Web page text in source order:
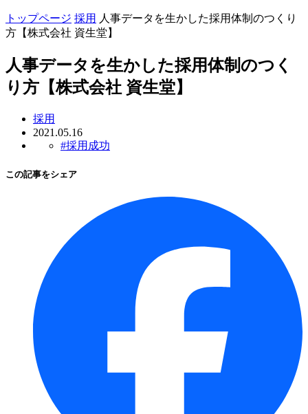
トップページ 採用 人事データを生かした採用体制のつくり
方【株式会社 資生堂】
人事データを生かした採用体制のつく
り方【株式会社 資生堂】
採用
2021.05.16
#採用成功
この記事をシェア